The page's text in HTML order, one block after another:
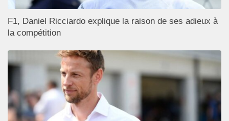
F1, Daniel Ricciardo explique la raison de ses adieux à
la compétition